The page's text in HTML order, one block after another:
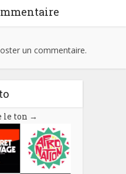
un commentaire.
le ton →